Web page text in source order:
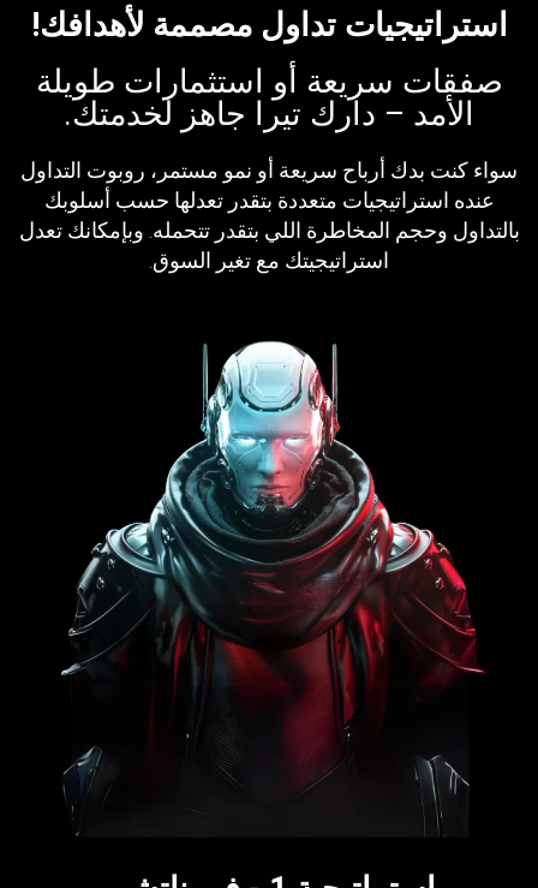
استراتيجيات تداول مصممة لأهدافك!
صفقات سريعة أو استثمارات طويلة
الأمد – دارك تيرا جاهز لخدمتك.
سواء كنت بدك أرباح سريعة أو نمو مستمر، روبوت التداول
عنده استراتيجيات متعددة بتقدر تعدلها حسب أسلوبك
بالتداول وحجم المخاطرة اللي بتقدر تتحمله. وبإمكانك تعدل
استراتيجيتك مع تغير السوق.